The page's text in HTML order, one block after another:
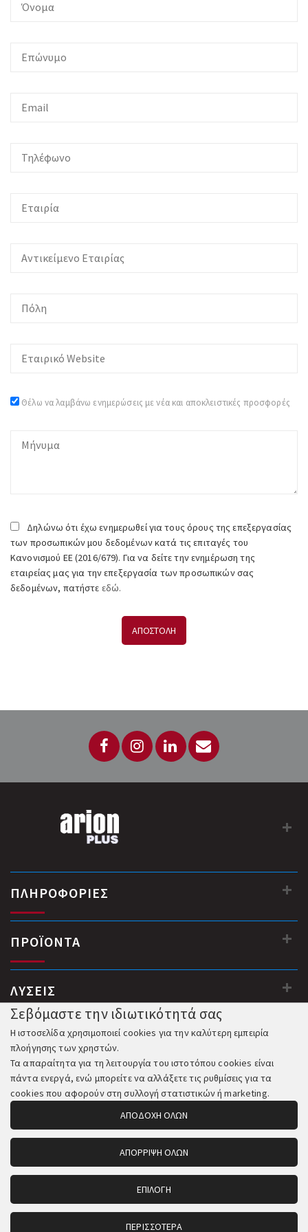
Θέλω να λαμβάνω ενημερώσεις με νέα και αποκλειστικές προσφορές
Δηλώνω ότι έχω ενημερωθεί για τους όρους της επεξεργασίας
των προσωπικών μου δεδομένων κατά τις επιταγές του
Κανονισμού ΕΕ (2016/679). Για να δείτε την ενημέρωση της
εταιρείας μας για την επεξεργασία των προσωπικών σας
δεδομένων, πατήστε εδώ.
ΑΠΟΣΤΟΛΗ
ΠΛΗΡΟΦΟΡΙΕΣ
ΠΡΟΪΟΝΤΑ
ΛΥΣΕΙΣ
© 2018-2026 All Rights Reserved. Κατασκευή και Φιλοξενία:
Komvos.gr
Σεβόμαστε την ιδιωτικότητά σας
Η ιστοσελίδα χρησιμοποιεί cookies για την καλύτερη εμπειρία
πλοήγησης των χρηστών.
Τα απαραίτητα για τη λειτουργία του ιστοτόπου cookies είναι
πάντα ενεργά, ενώ μπορείτε να αλλάξετε τις ρυθμίσεις για τα
cookies που αφορούν στη συλλογή στατιστικών ή marketing.
ΑΠΟΔΟΧΗ ΟΛΩΝ
ΑΠΟΡΡΙΨΗ ΟΛΩΝ
ΕΠΙΛΟΓΗ
ΠΕΡΙΣΣΟΤΕΡΑ